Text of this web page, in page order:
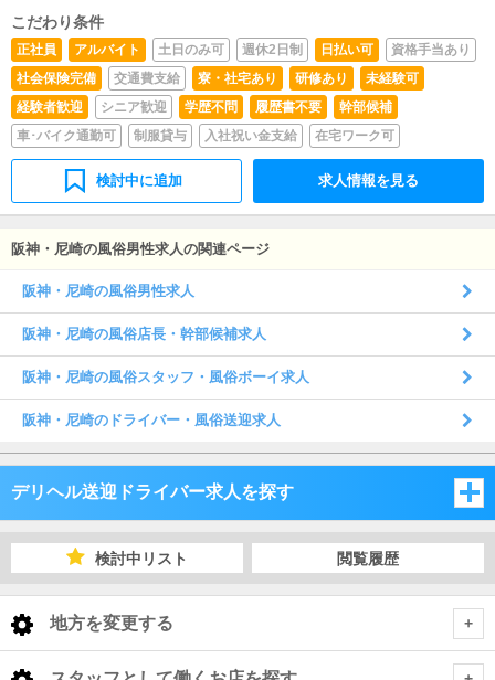
ていただきます。キャストの出勤情報やイベント、求人ブ
ログの作成となります。基本的にはボタンを押すだけや、
ブログの更新時に簡単に文字が入力出来れば問題ありませ
ん。PCが苦手な人でも簡単にできます。■清掃・備品管理
お客様やキャストの方に快適にお過ごしいただくため、店
内の清掃や備品の管理・補充を行っていただきます。
こだわり条件
正社員 アルバイト 土日のみ可 週休2日制 日払い可
資格手当あり
社会保険完備
交通費支給 寮・社宅あり 研修あり
未経験可
経験者歓迎
シニア歓迎 学歴不問 履歴書不要
幹部候補
車･バイク通勤可
制服貸与 入社祝い金支給 在宅ワーク可
検討中に追加 求人情報を見る
阪神・尼崎の風俗男性求人の関連ページ
阪神・尼崎の風俗男性求人
阪神・尼崎の風俗店長・幹部候補求人
阪神・尼崎の風俗スタッフ・風俗ボーイ求人
阪神・尼崎のドライバー・風俗送迎求人
デリヘル送迎ドライバー求人を探す
大阪府
検討中リスト 閲覧履歴
地方を変更する